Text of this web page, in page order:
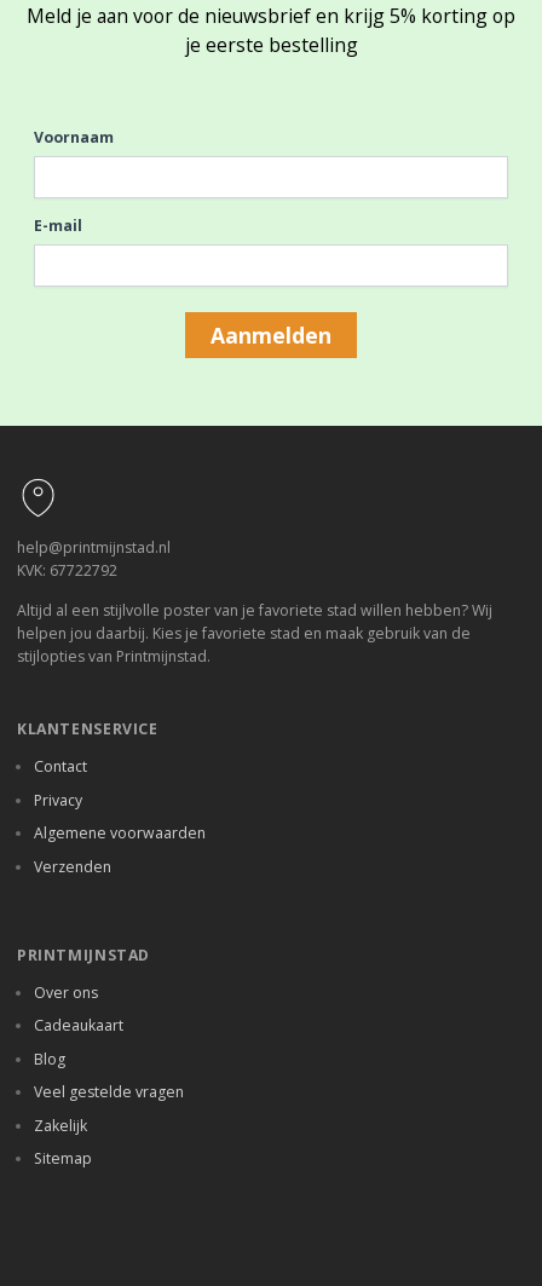
Meld je aan voor de nieuwsbrief en krijg 5% korting op
je eerste bestelling
Voornaam
E-mail
Aanmelden
help@printmijnstad.nl
KVK: 67722792
Altijd al een stijlvolle poster van je favoriete stad willen hebben? Wij
helpen jou daarbij. Kies je favoriete stad en maak gebruik van de
stijlopties van Printmijnstad.
KLANTENSERVICE
Contact
Privacy
Algemene voorwaarden
Verzenden
PRINTMIJNSTAD
Over ons
Cadeaukaart
Blog
Veel gestelde vragen
Zakelijk
Sitemap